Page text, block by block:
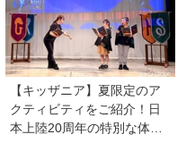
美術案内】
【キッザニア】夏限定のア
クティビティをご紹介！日
本上陸20周年の特別な体験